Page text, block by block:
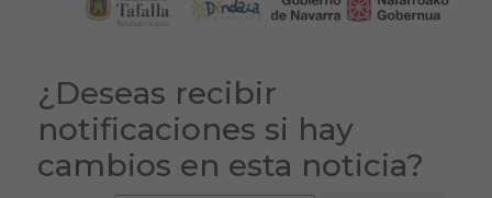
¿Deseas recibir
notificaciones si hay
cambios en esta noticia?